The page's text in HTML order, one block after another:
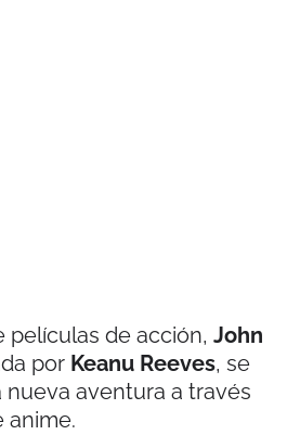
películas de acción, John
por Keanu Reeves, se
aventura a través
anime.